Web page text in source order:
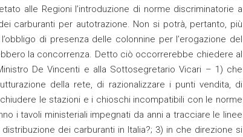
alle Regioni l’introduzione di norme discriminatorie a
carburanti per autotrazione. Non si potrà, pertanto, più
di presenza delle colonnine per l’erogazione del
la concorrenza. Detto ciò occorrerebbe chiedere al
De Vincenti e alla Sottosegretario Vicari – 1) che
della rete, di razionalizzare i punti vendita, di
le stazioni e i chioschi incompatibili con le norme
i tavoli ministeriali impegnati da anni a tracciare le linee
dei carburanti in Italia?; 3) in che direzione si